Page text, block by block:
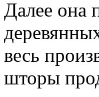
Далее она
весь
шторы